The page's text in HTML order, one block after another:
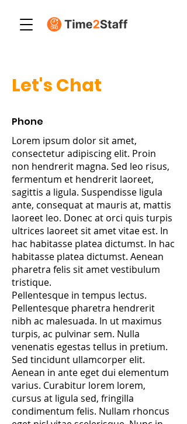
Let's Chat
Phone
Lorem ipsum dolor sit amet,
consectetur adipiscing elit. Proin
non hendrerit magna. Sed leo risus,
fermentum et hendrerit laoreet,
sagittis a ligula. Suspendisse ligula
ante, consequat at mauris at, mattis
laoreet leo. Donec at orci quis turpis
ultrices laoreet sit amet vitae est. In
hac habitasse platea dictumst. In hac
habitasse platea dictumst. Aenean
pharetra felis sit amet vestibulum
tristique.
Pellentesque in tempus lectus.
Pellentesque pharetra hendrerit
nibh ac malesuada. In ut maximus
turpis, ac pulvinar sem. Nulla
venenatis egestas tellus in pretium.
Sed tincidunt ullamcorper elit.
Aenean in ante eget dui elementum
varius. Curabitur lorem lorem,
cursus at ligula sed, fringilla
condimentum felis. Nullam rhoncus